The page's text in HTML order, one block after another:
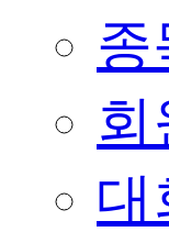
종
회
대